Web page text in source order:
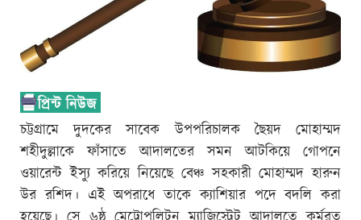
চট্টগ্রামে দুদকের সাবেক উপপরিচালক ছৈয়দ মোহাম্মদ
শহীদুল্লাকে ফাঁসাতে আদালতের সমন আটকিয়ে গোপনে
ওয়ারেন্ট ইস্যু করিয়ে নিয়েছে বেঞ্চ সহকারী মোহাম্মদ হারুন
উর রশিদ। এই অপরাধে তাকে ক্যাশিয়ার পদে বদলি করা